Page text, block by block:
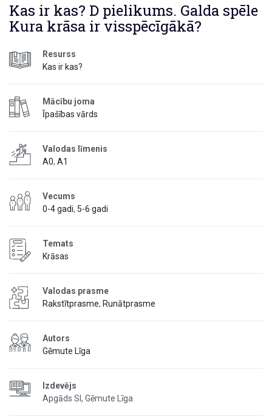
Kas ir kas? D pielikums. Galda spēle
Kura krāsa ir visspēcīgākā?
Resurss
Kas ir kas?
Mācību joma
Īpašības vārds
Valodas līmenis
A0, A1
Vecums
0-4 gadi, 5-6 gadi
Temats
Krāsas
Valodas prasme
Rakstītprasme, Runātprasme
Autors
Gēmute Līga
Izdevējs
Apgāds SI, Gēmute Līga